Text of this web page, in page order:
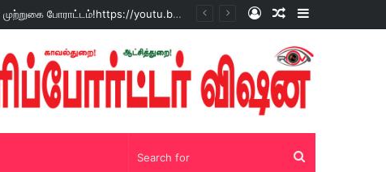
சோழவந்தான் 24 மணி நேரம் மது பாட்டில் விற்பனை! டாஸ்மாக் கடையை அகற்றக்கோரி பெண்கள் முற்றுகை போராட்டம்!https://youtu.be/y9p916tqOMs?si=p7N7Qbivb3WsTj2W Sidebar
Random
Log
Search